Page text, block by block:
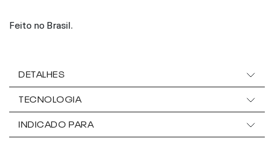
Feito no Brasil.
DETALHES
TECNOLOGIA
INDICADO PARA